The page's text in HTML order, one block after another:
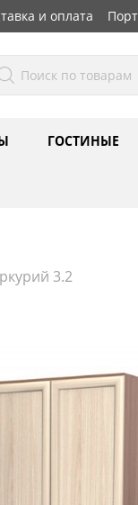
и оплата
ГОСТИНЫЕ
3.2